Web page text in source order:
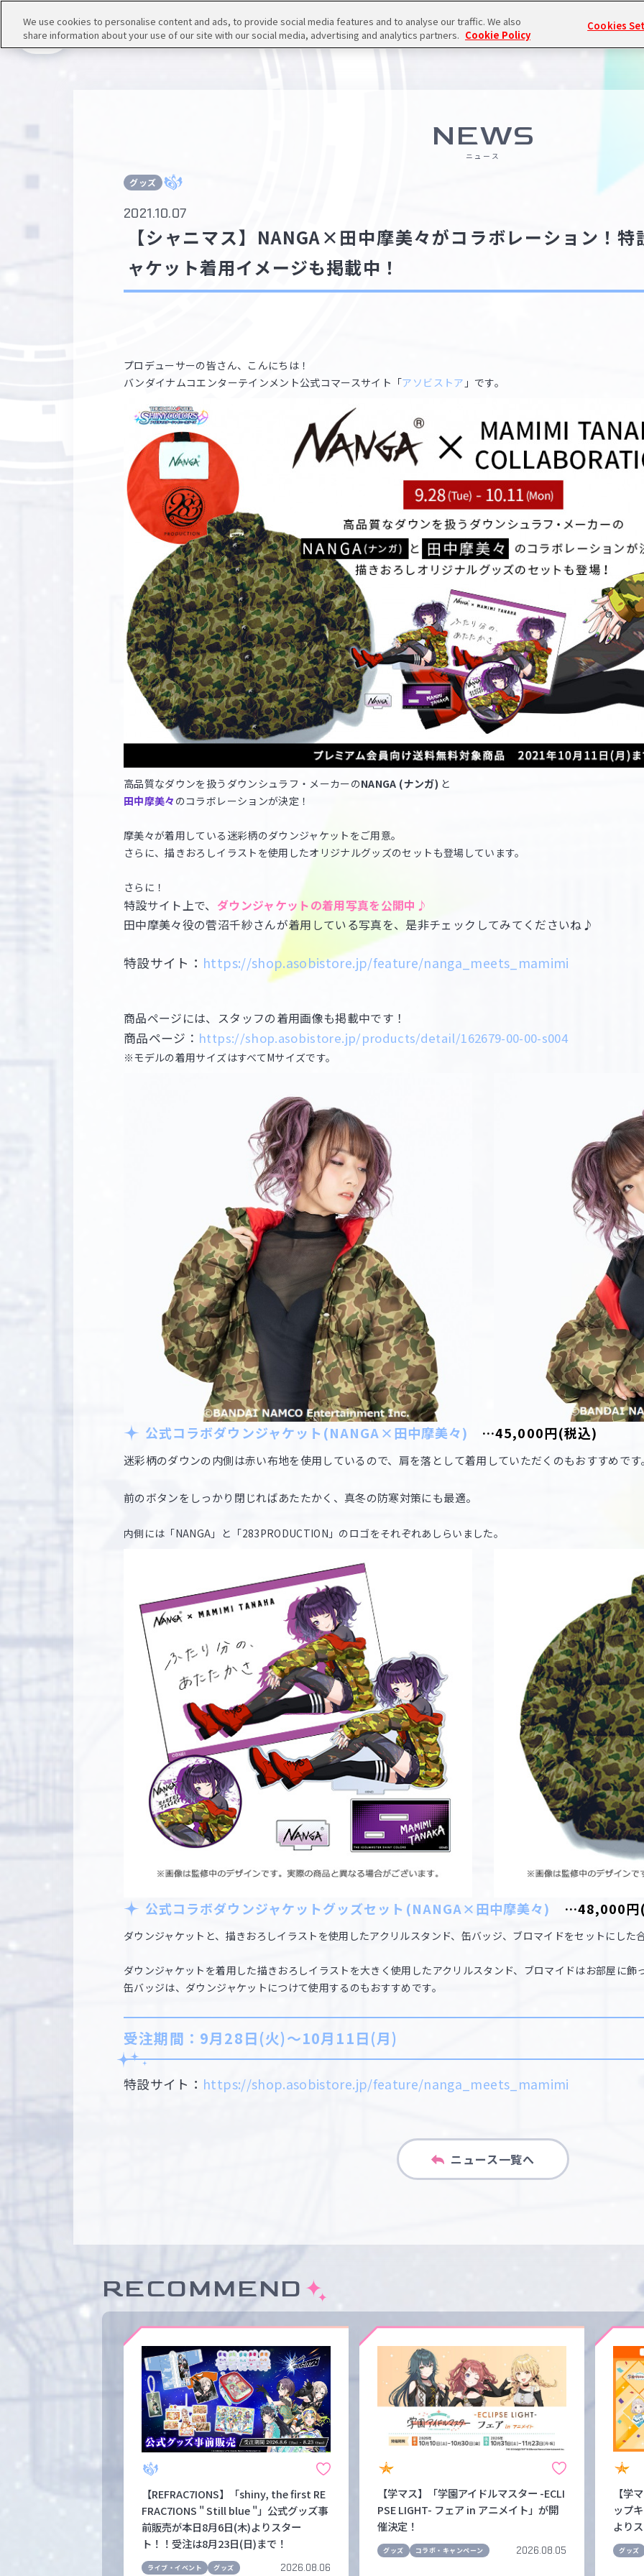
NEWS
ニュース
グッズ
2021.10.07
【シャニマス】NANGA×田中摩美々がコラボレーション！
ャケット着用イメージも掲載中！
プロデューサーの皆さん、こんにちは！
バンダイナムコエンターテインメント公式コマースサイト「アソビストア 」です。
高品質なダウンを扱うダウンシュラフ・メーカーのNANGA (ナンガ) と
田中摩美々 のコラボレーションが決定！
摩美々が着用している迷彩柄のダウンジャケットをご用意。
さらに、描きおろしイラストを使用したオリジナルグッズのセットも登場しています。
さらに！
特設サイト上で、 ダウンジャケットの着用写真を公開中♪
田中摩美々役の菅沼千紗さんが着用している写真を、是非チェックしてみてくださいね♪
特設サイト： https://shop.asobistore.jp/feature/nanga_meets_mamimi
商品ページには、スタッフの着用画像も掲載中です！
商品ページ： https://shop.asobistore.jp/products/detail/162679-00-00-s004
※モデルの着用サイズはすべてMサイズです。
公式コラボダウンジャケット(NANGA×田中摩美々) …45,000円(税込)
迷彩柄のダウンの内側は赤い布地を使用しているので、肩を落として着用していただくのもおすすめです
前のボタンをしっかり閉じればあたたかく、真冬の防寒対策にも最適。
内側には「NANGA」と「283PRODUCTION」のロゴをそれぞれあしらいました。
公式コラボダウンジャケットグッズセット(NANGA×田中摩美々) …48,000円
ダウンジャケットと、描きおろしイラストを使用したアクリルスタンド、缶バッジ、ブロマイドをセットにした
ダウンジャケットを着用した描きおろしイラストを大きく使用したアクリルスタンド、ブロマイドはお部屋に飾
缶バッジは、ダウンジャケットにつけて使用するのもおすすめです。
受注期間：9月28日(火)～10月11日(月)
特設サイト： https://shop.asobistore.jp/feature/nanga_meets_mamimi
ニュース一覧へ
RECOMMEND
【REFRAC7IONS】「shiny, the first RE
FRAC7IONS " Still blue "」公式グッズ事
前販売が本日8月6日(木)よりスター
ト！！受注は8月23日(日)まで！
ライブ・イベント グッズ 2026.08.06
【学マス】「学園アイドルマスター -ECLI
PSE LIGHT- フェア in アニメイト」が開
催決定！
グッズ コラボ・キャンペーン 2026.08.05
【学
ップ
より
グッズ
We use cookies to personalise content and ads, to provide social media features and to analyse our traffic. We also
share information about your use of our site with our social media, advertising and analytics partners. Cookie Policy
Cookies